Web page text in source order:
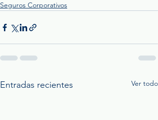
Seguros Corporativos
Entradas recientes Ver todo